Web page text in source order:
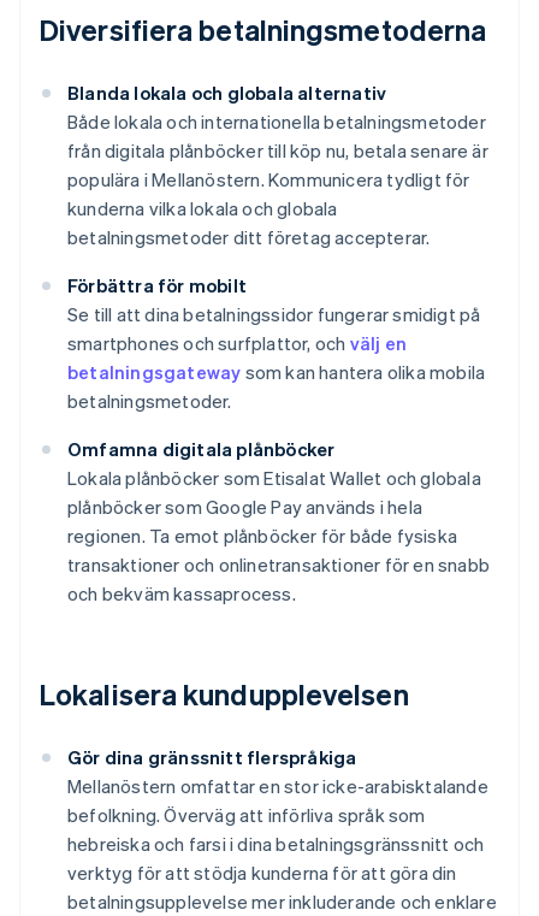
Diversifiera betalningsmetoderna
Blanda lokala och globala alternativ
Både lokala och internationella betalningsmetoder
från digitala plånböcker till köp nu, betala senare är
populära i Mellanöstern. Kommunicera tydligt för
kunderna vilka lokala och globala
betalningsmetoder ditt företag accepterar.
Förbättra för mobilt
Se till att dina betalningssidor fungerar smidigt på
smartphones och surfplattor, och välj en
betalningsgateway som kan hantera olika mobila
betalningsmetoder.
Omfamna digitala plånböcker
Lokala plånböcker som Etisalat Wallet och globala
plånböcker som Google Pay används i hela
regionen. Ta emot plånböcker för både fysiska
transaktioner och onlinetransaktioner för en snabb
och bekväm kassaprocess.
Lokalisera kundupplevelsen
Gör dina gränssnitt flerspråkiga
Mellanöstern omfattar en stor icke-arabisktalande
befolkning. Överväg att införliva språk som
hebreiska och farsi i dina betalningsgränssnitt och
verktyg för att stödja kunderna för att göra din
betalningsupplevelse mer inkluderande och enklare